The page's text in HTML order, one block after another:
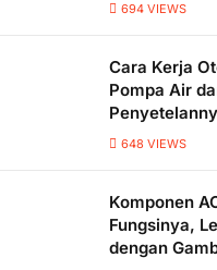
694 VIEWS
Cara Kerja
Pompa Air
648 VIEWS
Komponen
Fungsinya,
dengan